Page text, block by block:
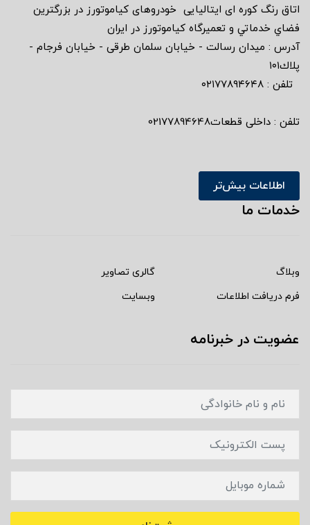
اتاق رنگ كوره اى ايتاليايى خودروهاى كياموتورز در بزرگترين
فضاي خدماتي و تعميرگاه كياموتورز در ايران
آدرس : ميدان رسالت - خيابان سلمان طرقى - خيابان فرجام -
پلاك١٠١
تلفن : ٠٢١٧٧٨٩٤٦٤٨
تلفن : داخلی قطعات02177894648
اطلاعات بیش‌تر
خدمات ما
وبلاگ
گالری تصاویر
فرم دریافت اطلاعات
وبسایت
عضویت در خبرنامه